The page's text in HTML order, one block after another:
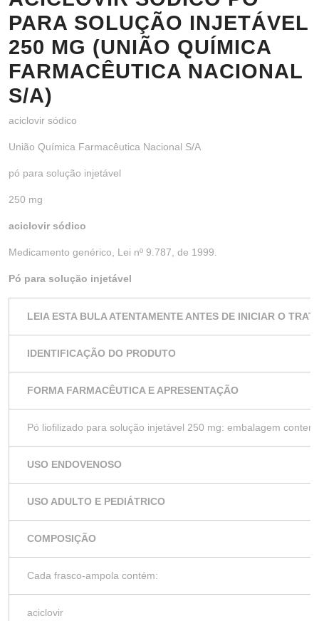
PARA SOLUÇÃO INJETÁVEL
250 MG (UNIÃO QUÍMICA
FARMACÊUTICA NACIONAL
S/A)
aciclovir sódico
União Química Farmacêutica Nacional S/A
pó para solução injetável
250 mg
aciclovir sódico
Medicamento genérico, Lei nº 9.787, de 1999.
Pó para solução injetável
LEIA ESTA BULA ATENTAMENTE ANTES DE INICIAR O
IDENTIFICAÇÃO DO PRODUTO
FORMA FARMACÊUTICA E APRESENTAÇÃO
Pó liofilizado para solução injetável 250 mg: embalagem
USO ENDOVENOSO
USO ADULTO E PEDIÁTRICO
COMPOSIÇÃO
Cada frasco-ampola contém:
aciclovir